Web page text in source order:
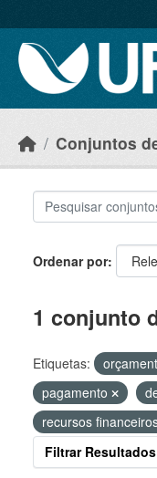
Conjuntos
Ordenar por
1 conjunto
Etiquetas:
pagamento
recursos
Filtrar Resultados